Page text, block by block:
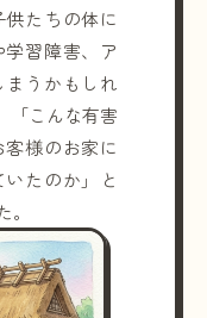
たちの体に
習障害、ア
うかもしれ
「こんな有害
様のお家に
たのか」と